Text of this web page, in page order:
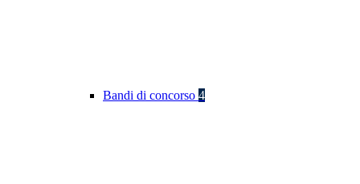
Bandi di concorso 4